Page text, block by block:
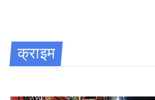
क्राइम